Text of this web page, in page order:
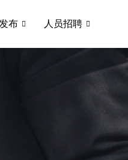
布 人员招聘